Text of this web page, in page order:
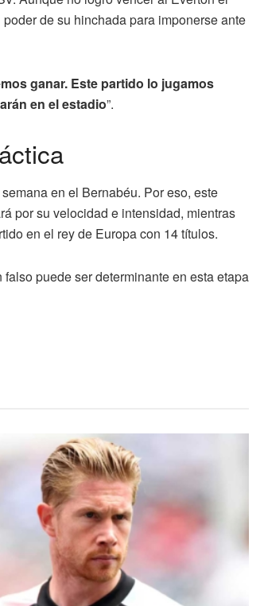
de su hinchada para imponerse ante
ganar. Este partido lo jugamos
en el estadio”.
en el Bernabéu. Por eso, este
por su velocidad e intensidad, mientras
en el rey de Europa con 14 títulos.
puede ser determinante en esta etapa